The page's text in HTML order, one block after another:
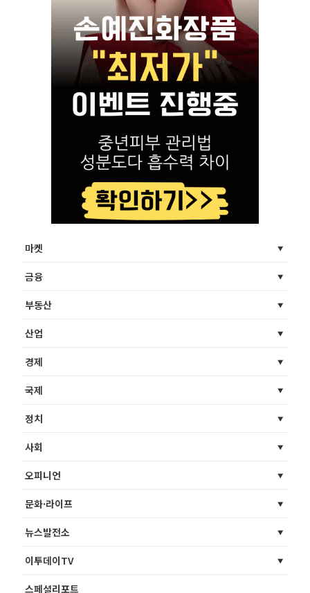
마켓
금융
부동산
산업
경제
국제
정치
사회
오피니언
문화·라이프
뉴스발전소
이투데이TV
스페셜리포트